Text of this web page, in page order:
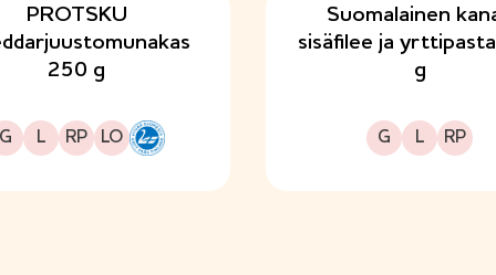
PROTSKU
250 g
G
Gluteeniton L
Laktoositon RP
Runsasproteiininen LO
Sopii lakto-ovo ruokavalioon
H
Suomalainen
sisäfilee ja
g
G
Gluteeniton L
Laktoositon RP
Runsasproteiininen